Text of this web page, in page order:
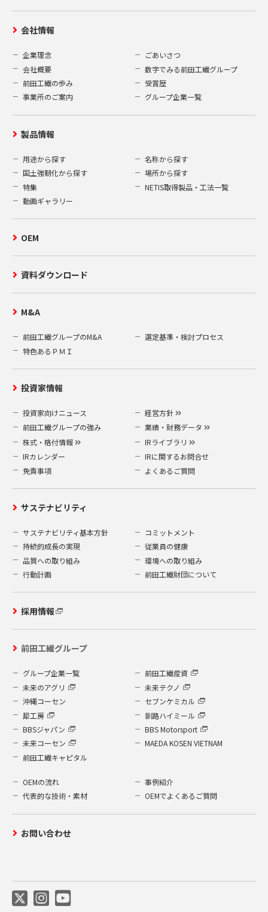
会社情報
企業理念
ごあいさつ
会社概要
数字でみる前田工繊グループ
前田工繊の歩み
受賞歴
事業所のご案内
グループ企業一覧
製品情報
用途から探す
名称から探す
国土強靭化から探す
場所から探す
特集
NETIS取得製品・工法一覧
動画ギャラリー
OEM
資料ダウンロード
M&A
前田工繊グループのM&A
選定基準・検討プロセス
特色あるＰＭＩ
投資家情報
投資家向けニュース
経営方針
前田工繊グループの強み
業績・財務データ
株式・格付情報
IRライブラリ
IRカレンダー
IRに関するお問合せ
免責事項
よくあるご質問
サステナビリティ
サステナビリティ基本方針
コミットメント
持続的成長の実現
従業員の健康
品質への取り組み
環境への取り組み
行動計画
前田工繊財団について
採用情報
前田工繊グループ
グループ企業一覧
前田工繊産資
未来のアグリ
未来テクノ
沖縄コーセン
セブンケミカル
犀工房
釧路ハイミール
BBSジャパン
BBS Motorsport
未来コーセン
MAEDA KOSEN VIETNAM
前田工繊キャピタル
OEMの流れ
事例紹介
代表的な技術・素材
OEMでよくあるご質問
お問い合わせ